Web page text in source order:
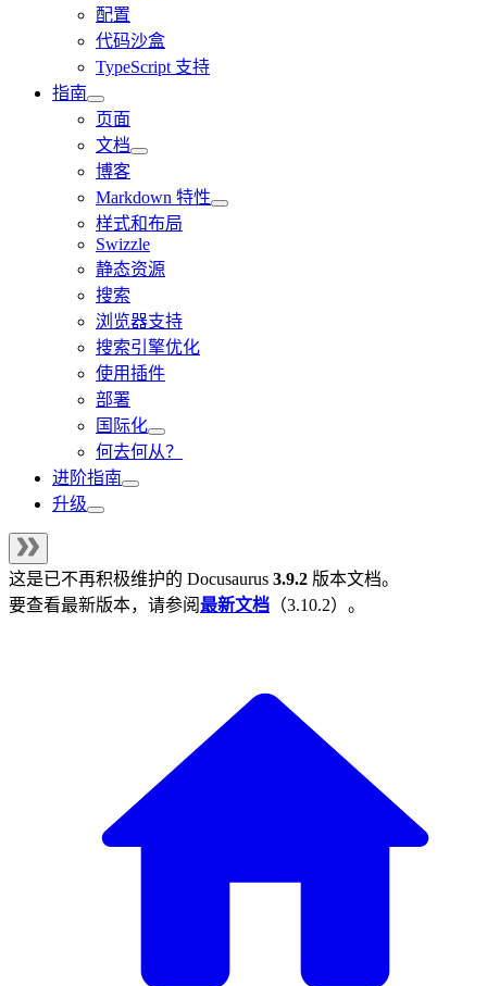
配置
代码沙盒
TypeScript 支持
指南
页面
文档
博客
Markdown 特性
样式和布局
Swizzle
静态资源
搜索
浏览器支持
搜索引擎优化
使用插件
部署
国际化
何去何从？
进阶指南
升级
这是已不再积极维护的 Docusaurus 3.9.2 版本文档。
要查看最新版本，请参阅最新文档 （3.10.2）。